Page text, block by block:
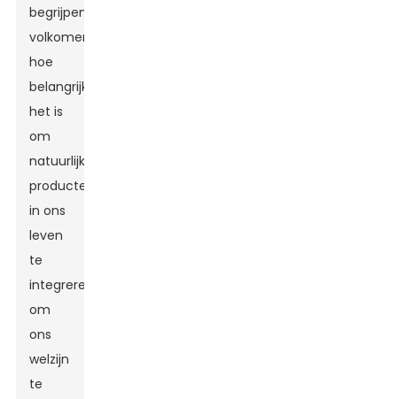
begrijpen
volkomen
hoe
belangrijk
het is
om
natuurlijke
producten
in ons
leven
te
integreren
om
ons
welzijn
te